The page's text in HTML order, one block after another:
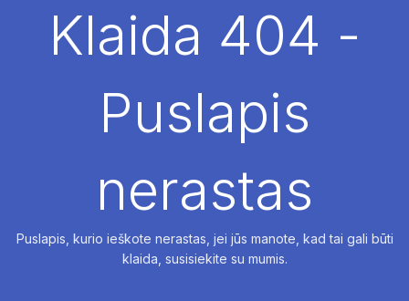
SAMDYTIKlaida 404 -
Puslapis
nerastas
Puslapis, kurio ieškote nerastas, jei jūs manote, kad tai gali būti
klaida, susisiekite su mumis.